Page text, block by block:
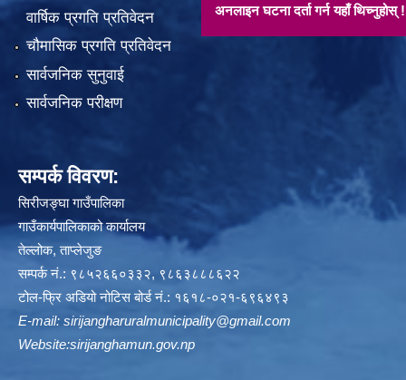
अनलाइन घटना दर्ता गर्न यहाँ थिच्नुहोस् !!
वार्षिक प्रगति प्रतिवेदन
चौमासिक प्रगति प्रतिवेदन
सार्वजनिक सुनुवाई
सार्वजनिक परीक्षण
सम्पर्क विवरण:
सिरीजङ्घा गाउँपालिका
गाउँकार्यपालिकाको कार्यालय
तेल्लोक, ताप्लेजुङ
सम्पर्क नं.: ९८५२६६०३३२, ९८६३८८८६२२
टोल-फ्रि अडियो नोटिस बोर्ड नं.: १६१८-०२१-६९६४९३
E-mail: sirijangharuralmunicipality@gmail.com
Website:sirijanghamun.gov.np